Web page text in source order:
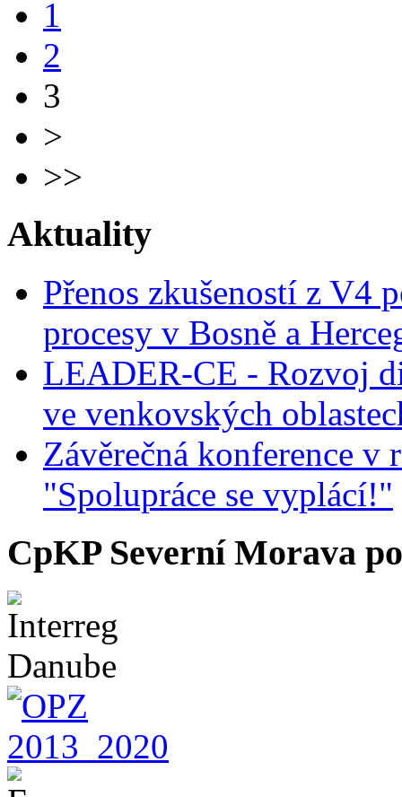
1
2
3
>
>>
Aktuality
Přenos zkušeností z V4
procesy v Bosně a
LEADER-CE - Rozvoj
ve venkovských
Závěrečná konference v
"Spolupráce se vyplácí!"
CpKP Severní Morava